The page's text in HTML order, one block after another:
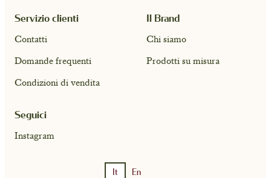
Servizio clienti
Contatti
Domande frequenti
Condizioni di vendita
Il Brand
Chi siamo
Prodotti su misura
Seguici
Instagram
It En